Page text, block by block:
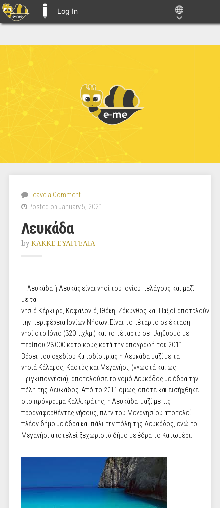
Log In
Leave a Comment
Posted on January 5, 2021
Λευκάδα
by ΚΑΚΚΕ ΕΥΑΓΓΕΛΙΑ
Η Λευκάδα ή Λευκάς είναι νησί του Ιονίου πελάγους και μαζί
με τα
νησιά Κέρκυρα, Κεφαλονιά, Ιθάκη, Ζάκυνθος και Παξοίαποτελούν
την περιφέρεια Ιονίων Νήσων. Είναι το τέταρτο σε έκταση
νησί στο Ιόνιο (320 τ.χλμ.) και το τέταρτο σε πληθυσμό με
περίπου 23.000 κατοίκους κατά την απογραφή του 2011.
Βάσει του σχεδίου Καποδίστριας η Λευκάδα μαζί με τα
νησιά Κάλαμος, Καστός και Μεγανήσι, (γνωστά και ως
Πριγκιποννήσια), αποτελούσε το νομό Λευκάδος με έδρα την
πόλη της Λευκάδος. Από το 2011 όμως, οπότε και εισήχθηκε
στο πρόγραμμα Καλλικράτης, η Λευκάδα, μαζί με τις
προαναφερθέντες νήσους, πλην του Μεγανησίου αποτελεί
πλέον δήμο με έδρα και πάλι την πόλη της Λευκάδος, ενώ το
Μεγανήσι αποτελεί ξεχωριστό δήμο με έδρα το Κατωμέρι.